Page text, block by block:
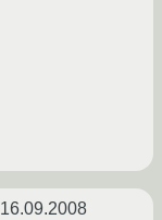
16.09.2008